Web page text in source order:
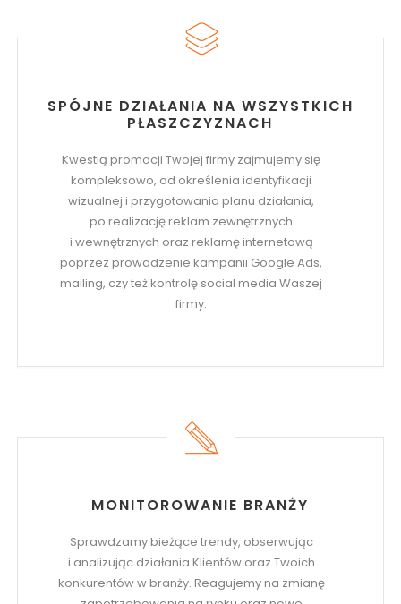
SPÓJNE DZIAŁANIA NA WSZYSTKICH
PŁASZCZYZNACH
Kwestią promocji Twojej firmy zajmujemy się
kompleksowo, od określenia identyfikacji
wizualnej i przygotowania planu działania,
po realizację reklam zewnętrznych
i wewnętrznych oraz reklamę internetową
poprzez prowadzenie kampanii Google Ads,
mailing, czy też kontrolę social media Waszej
firmy.
MONITOROWANIE BRANŻY
Sprawdzamy bieżące trendy, obserwując
i analizując działania Klientów oraz Twoich
konkurentów w branży. Reagujemy na zmianę